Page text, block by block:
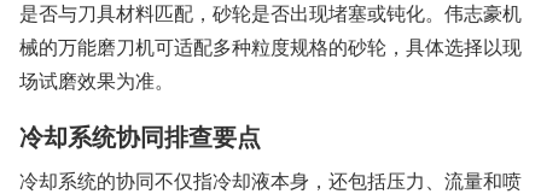
是否与刀具材料匹配，砂轮是否出现堵塞或钝化。伟志豪机
械的万能磨刀机可适配多种粒度规格的砂轮，具体选择以现
场试磨效果为准。
冷却系统协同排查要点
冷却系统的协同不仅指冷却液本身，还包括压力、流量和喷